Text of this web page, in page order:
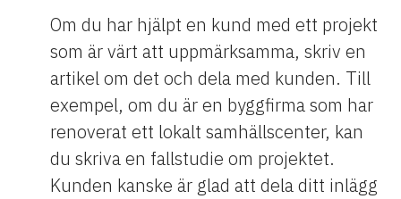
Om du har hjälpt en kund med ett projekt
som är värt att uppmärksamma, skriv en
artikel om det och dela med kunden. Till
exempel, om du är en byggfirma som har
renoverat ett lokalt samhällscenter, kan
du skriva en fallstudie om projektet.
Kunden kanske är glad att dela ditt inlägg